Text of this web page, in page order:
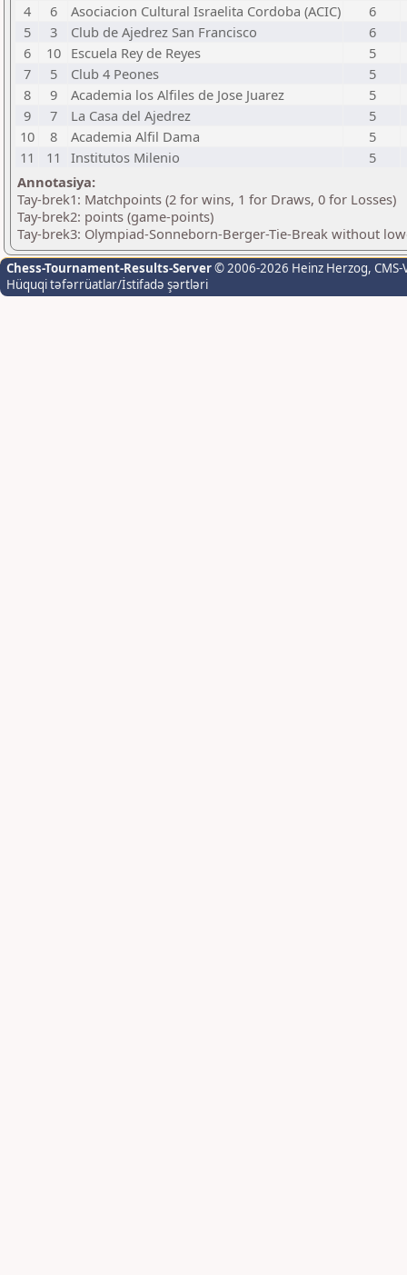
4
6 Asociacion Cultural Israelita Cordoba (ACIC)
6
5
3 Club de Ajedrez San Francisco
6
6
10 Escuela Rey de Reyes
5
7
5 Club 4 Peones
5
8
9 Academia los Alfiles de Jose Juarez
5
9
7 La Casa del Ajedrez
5
10
8 Academia Alfil Dama
5
11
11 Institutos Milenio
5
Annotasiya:
Tay-brek1: Matchpoints (2 for wins, 1 for Draws, 0 for Losses)
Tay-brek2: points (game-points)
Tay-brek3: Olympiad-Sonneborn-Berger-Tie-Break without
Chess-Tournament-Results-Server© 2006-2026 Heinz Herzog,
Hüquqi təfərrüatlar/İstifadə şərtləri